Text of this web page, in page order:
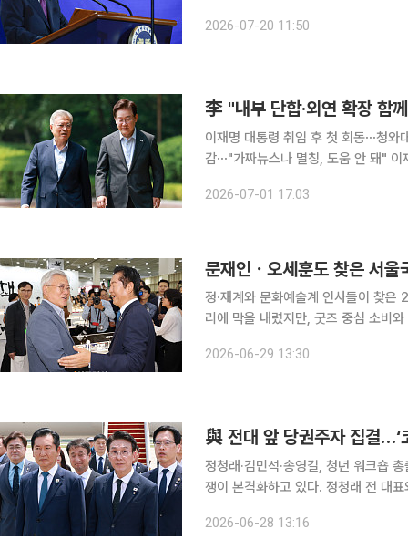
2026-07-20 11:50
이재명 대통령 취임 후 첫 회동⋯청와
감⋯"가짜뉴스나 멸칭, 도움 안 돼" 이재명 대통령과 문재인 전 대통령이 1일 오찬 회동을 갖고 민주
구조적 다수를 만들어야 한다"고 밝
2026-07-01 17:03
문재인ㆍ오세훈도 찾은 서
정·재계와 문화예술계 인사들이 찾
리에 막을 내렸지만, 굿즈 중심 소비와 부스 선정
지난해와 비슷한 규모의 관람객이 행
2026-06-29 13:30
與 전대 앞 당권주자 집결…‘
정청래·김민석·송영길, 청년 워크숍 총출동 더불어민주당 8·17 전당대회를 앞두고 당권
쟁이 본격화하고 있다. 정청래 전 대
이날 오후 경기 광주에서 열리는 6·3
2026-06-28 13:16